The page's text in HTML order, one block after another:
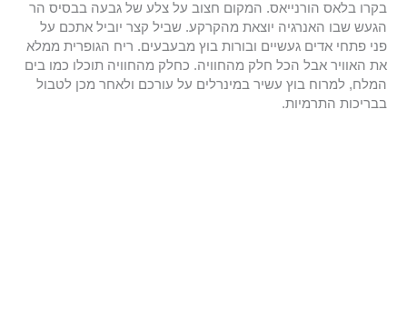
בקרו בלאס הורנייאס. המקום חצוב על צלע של גבעה בבסיס הר
הגעש שבו האנרגיה יוצאת מהקרקע. שביל קצר יוביל אתכם על
פני פתחי אדים געשיים ובורות בוץ מבעבעים. ריח הגופרית ממלא
את האוויר אבל הכל חלק מהחוויה. כחלק מהחוויה תוכלו כמו בים
המלח, למרוח בוץ עשיר במינרלים על עורכם ולאחר מכן לטבול
בבריכות התרמיות.